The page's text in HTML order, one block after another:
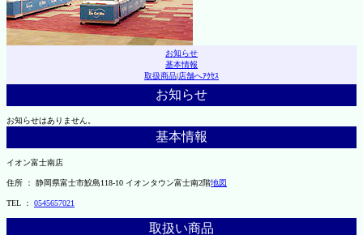
お知らせ
基本情報
取扱商品|店舗へｱｸｾｽ
お知らせ
お知らせはありません。
基本情報
イオン富士南店
住所 ： 静岡県富士市鮫島118-10 イオンタウン富士南2階地図
TEL ： 0545657021
取扱い商品